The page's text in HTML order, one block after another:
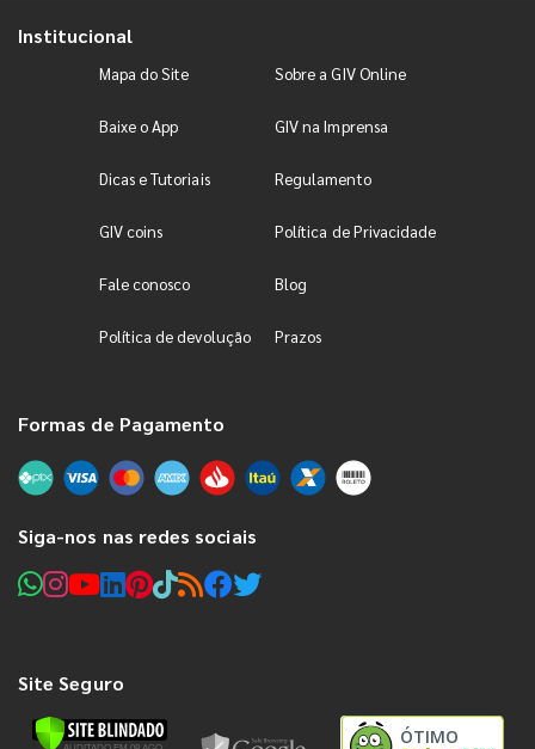
Institucional
Mapa do Site Sobre a GIV Online
Baixe o App GIV na Imprensa
Dicas e Tutoriais Regulamento
GIV coins Política de Privacidade
Fale conosco Blog
Política de devolução Prazos
Formas de Pagamento
Siga-nos nas redes sociais
Site Seguro
ÓTIMO